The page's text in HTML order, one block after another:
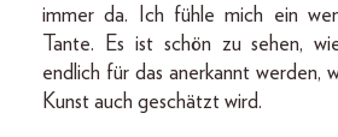
immer da. Ich fühle mich ein
Tante. Es ist schön zu sehen,
endlich für das anerkannt werden,
Kunst auch geschätzt wird.